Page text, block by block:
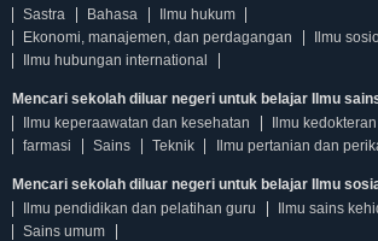
Sastra
Bahasa
Ilmu hukum
Ekonomi, manajemen, dan perdagangan
Ilmu
Ilmu hubungan international
Mencari sekolah diluar negeri untuk belajar Ilmu
Ilmu keperaawatan dan kesehatan
Ilmu
farmasi
Sains Teknik Ilmu pertanian dan
Mencari sekolah diluar negeri untuk belajar Ilmu
Ilmu pendidikan dan pelatihan guru
Ilmu sains
Sains umum